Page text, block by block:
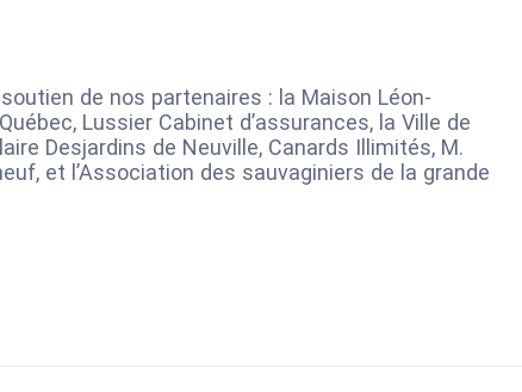
de nos partenaires : la Maison Léon-
Lussier Cabinet d’assurances, la Ville de
Desjardins de Neuville, Canards Illimités, M.
et l’Association des sauvaginiers de la grande